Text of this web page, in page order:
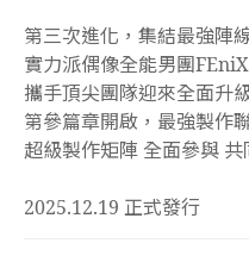
第三次進化，集結最強陣
實力派偶像全能男團FEniX
攜手頂尖團隊迎來全面升
第參篇章開啟，最強製作
超級製作矩陣 全面參與 共
2025.12.19 正式發行